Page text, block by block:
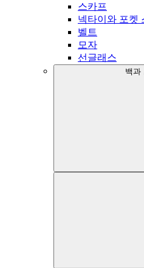
스카프
넥타이와 포켓
벨트
모자
선글래스
백과